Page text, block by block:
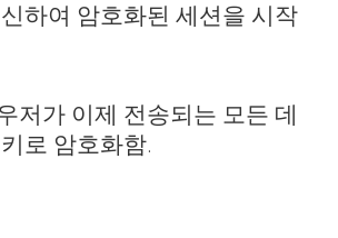
하여 암호화된 세션을 시작
저가 이제 전송되는 모든 데
로 암호화함.